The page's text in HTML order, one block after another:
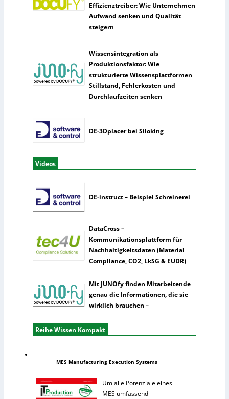
Effizienztreiber: Wie Unternehmen
Aufwand senken und Qualität
steigern
Wissensintegration als
Produktionsfaktor: Wie
strukturierte Wissensplattformen
Stillstand, Fehlerkosten und
Durchlaufzeiten senken
DE-3Dplacer bei Siloking
Videos
DE-instruct – Beispiel Schreinerei
DataCross –
Kommunikationsplattform für
Nachhaltigkeitsdaten (Material
Compliance, CO2, LkSG & EUDR)
Mit JUNOfy finden Mitarbeitende
genau die Informationen, die sie
wirklich brauchen –
Reihe Wissen Kompakt
MES Manufacturing Execution Systems
Um alle Potenziale eines
MES umfassend